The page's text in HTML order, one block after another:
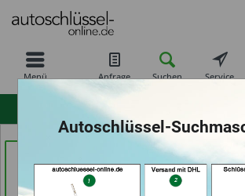
Menü Anfrage Suchen Service
Krefeld)
Händlerprofil
In Time Schuh -und
Schlüsseldienst (in
Coburg)
Autoschlüssel-